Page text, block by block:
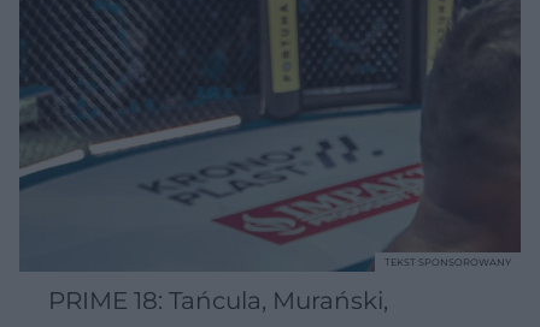
PRIME 18: Tańcula, Murański,
TEKST SPONSOROWANY